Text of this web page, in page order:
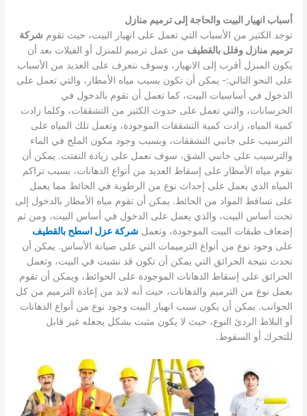
أسباب انهيار البيت والحاجة إلى ترميم منازل
توجد الكثير من الأسباب التي تعمل على انهيار البيت، حيث تقوم شركة
ترميم منازل وفلل بالقطيف من عمل ترميم للمنزل أو الفيلات بعد أن
يكون المنزل أقرب إلى الانهيار، وسوف نتعرف على العديد من الأسباب
على النحو التالي:- يمكن أن تكون بسبب مياه الأمطار، والتي تعمل على
الدخول في أساسيات البيت، كما تعمل أن تقوم بالدخول في
الخرسانات، والتي تعمل على حدوث الكثير من التشققات، وكلما زادت
كمية المياه، زادت كمية التشققات الموجودة، وتعمل تلك المياه على
الترسيب على جانبي التشققات، وبسبب وجود مكون الملح في الماء
والترسيب على جانبي الشق، سوف تعمل على زيادة التفتت. يمكن أن
تقوم مياه الأمطار على إسقاط العديد من أنواع الدهانات، بسبب تراكم
المياه الذي يعمل على إحداث نوع من الرطوبة في الحائط مما يعمل
على تساقط المواد من الحائط. يمكن أن تقوم مياه الأمطار بالدخول إلى
تحت أساس البيت، والذي يعمل على الدخول في أساس البيت، ومن ثم
إضعاف طبقات البيت الموجودة، وتعملشركة عزل اسطح بالقطيف
على وجود نوع من أنواع الترميمات التي على صيانة الأساس. يمكن أن
تحدث نتيجة الحرائق التي يمكن أن تكون قد نشبت في البيت، وتعمل
الحرائق على إسقاط الدهانات الموجودة على الحوائط، ويمكن أن تقوم
بعمل نوع من الترميم والدهانات، حيث أنه لابد من إعادة الترميم من كل
الجوانب. يمكن أن يكون سبب انهيار البيت وجود نوع من أنواع الدهانات
أو البلاط الردئ النوع، حيث لا يكون مثبت بشكل يجعله غير قابل
للتحرك أو السقوط.